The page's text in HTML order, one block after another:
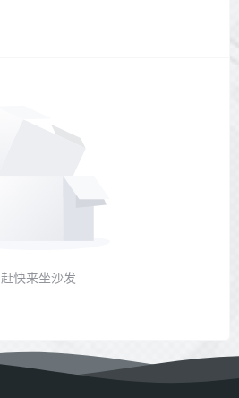
赶快来坐沙发